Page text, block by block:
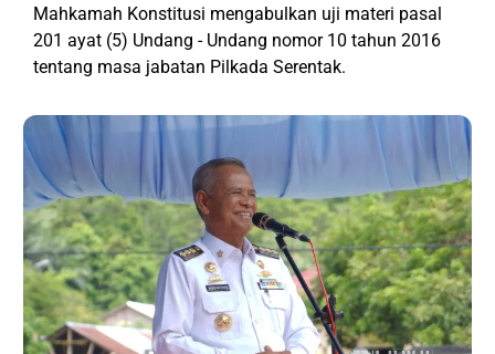
Mahkamah Konstitusi mengabulkan uji materi pasal
201 ayat (5) Undang - Undang nomor 10 tahun 2016
tentang masa jabatan Pilkada Serentak.